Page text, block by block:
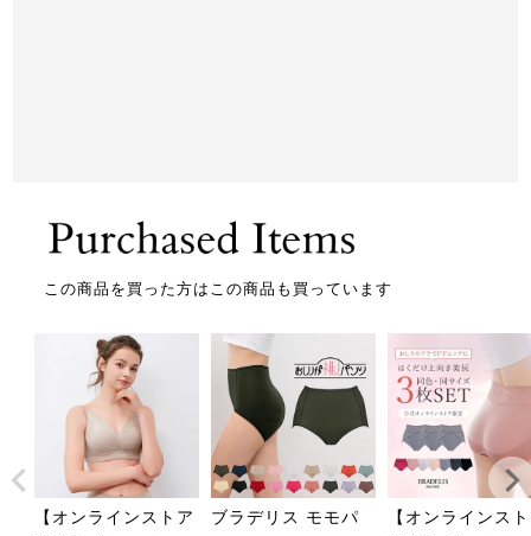
この商品を買った方はこの商品も買っています
【オンラインストア
ブラデリス モモパ
【オンラインス